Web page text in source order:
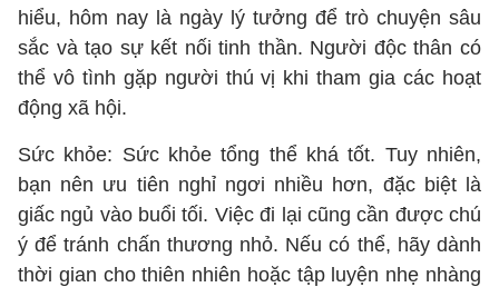
hiểu, hôm nay là ngày lý tưởng để trò chuyện sâu
sắc và tạo sự kết nối tinh thần. Người độc thân có
thể vô tình gặp người thú vị khi tham gia các hoạt
động xã hội.
Sức khỏe: Sức khỏe tổng thể khá tốt. Tuy nhiên,
bạn nên ưu tiên nghỉ ngơi nhiều hơn, đặc biệt là
giấc ngủ vào buổi tối. Việc đi lại cũng cần được chú
ý để tránh chấn thương nhỏ. Nếu có thể, hãy dành
thời gian cho thiên nhiên hoặc tập luyện nhẹ nhàng